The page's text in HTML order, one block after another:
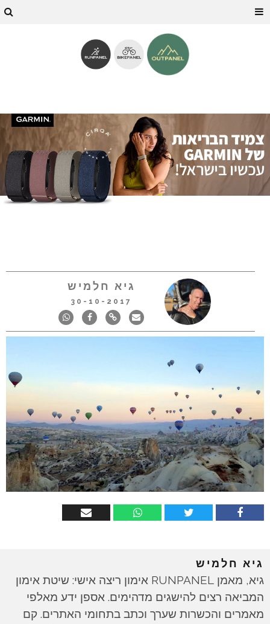
גיא חלמיש
30-10-2017
גיא חלמיש
גיא, מאמן RUNPANEL אימון ריצה אישי: שיטת אימון
המביאה רצים להישגים מדהימים. אספן ידע מאלפי
מאמרים והכשרות שערך וכתב בתחומי האתרים. קם